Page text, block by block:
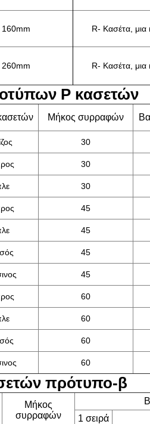
160mm R- Κασέτα, μια
260mm R- Κασέτα, μια
Ρ κασετών
Μήκος συρραφών
30
30
30
45
45
45
45
60
60
60
60
πρότυπο-β
Μήκος
συρραφών
1 σειρά